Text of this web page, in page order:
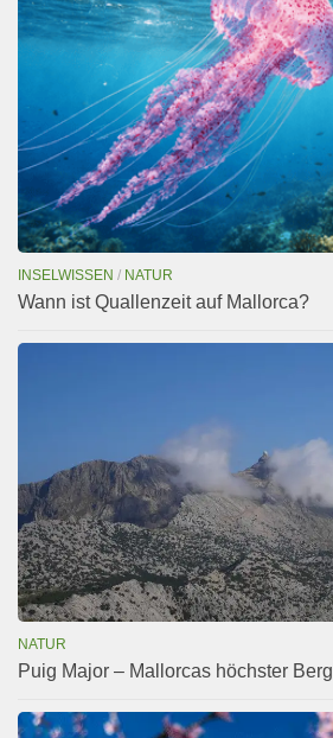
INSELWISSEN / NATUR
Wann ist Quallenzeit auf Mallorca?
NATUR
Puig Major – Mallorcas höchster Berg